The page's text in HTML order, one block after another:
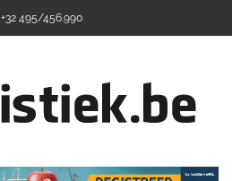
+32 495/456.990